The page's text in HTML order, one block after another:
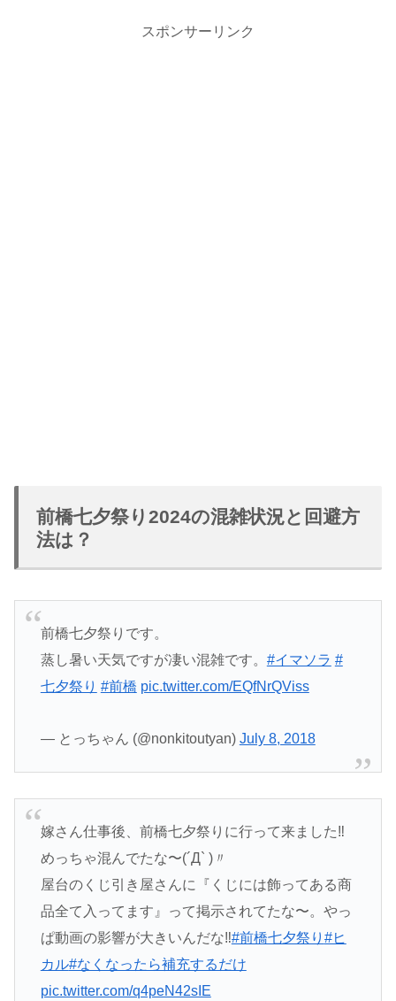
スポンサーリンク
前橋七夕祭り2024の混雑状況と回避方
法は？
前橋七夕祭りです。
蒸し暑い天気ですが凄い混雑です。 #イマソラ #
七夕祭り #前橋 pic.twitter.com/EQfNrQViss
— とっちゃん (@nonkitoutyan) July 8, 2018
嫁さん仕事後、前橋七夕祭りに行って来ました‼️
めっちゃ混んでたな〜(´Д` )〃
屋台のくじ引き屋さんに『くじには飾ってある商
品全て入ってます』って掲示されてたな〜。やっ
ぱ動画の影響が大きいんだな‼️#前橋七夕祭り #ヒ
カル#なくなったら補充するだけ
pic.twitter.com/q4peN42sIE